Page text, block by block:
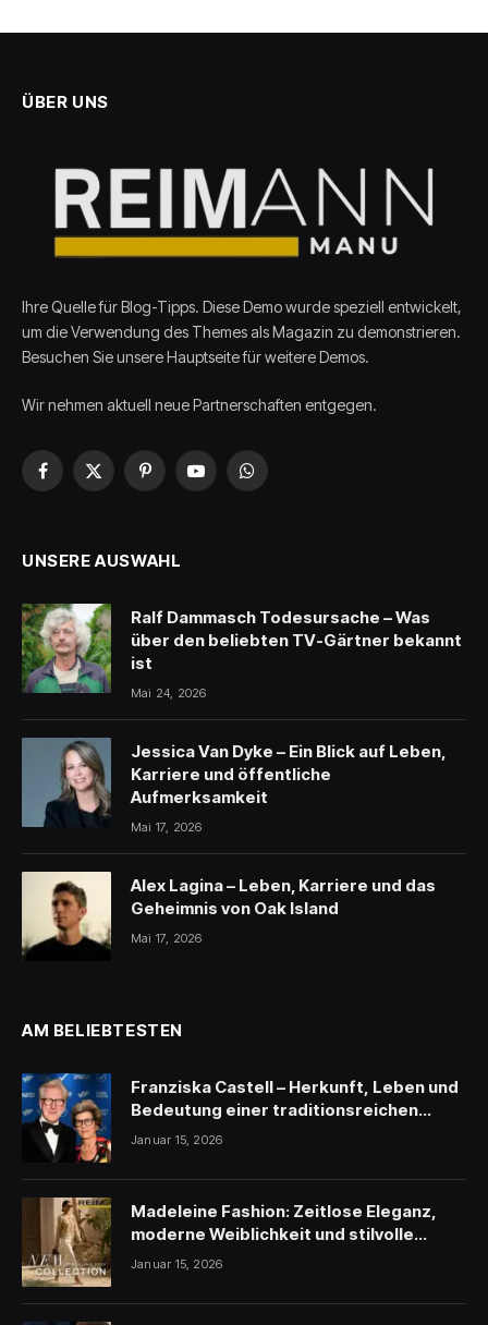
ÜBER UNS
Ihre Quelle für Blog-Tipps. Diese Demo wurde speziell entwickelt,
um die Verwendung des Themes als Magazin zu demonstrieren.
Besuchen Sie unsere Hauptseite für weitere Demos.
Wir nehmen aktuell neue Partnerschaften entgegen.
Facebook
X
PinterestYouTubeWhatsApp
UNSERE AUSWAHL
Ralf Dammasch Todesursache – Was
über den beliebten TV-Gärtner bekannt
ist
Mai 24, 2026
Jessica Van Dyke – Ein Blick auf Leben,
Karriere und öffentliche
Aufmerksamkeit
Mai 17, 2026
Alex Lagina – Leben, Karriere und das
Geheimnis von Oak Island
Mai 17, 2026
AM BELIEBTESTEN
Franziska Castell – Herkunft, Leben und
Bedeutung einer traditionsreichen
Persönlichkeit
Januar 15, 2026
Madeleine Fashion: Zeitlose Eleganz,
moderne Weiblichkeit und stilvolle
Inspiration
Januar 15, 2026